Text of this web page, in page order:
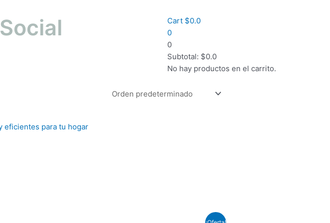
Social Cart $0.0
0
0
Subtotal: $0.0
No hay productos en el carrito.